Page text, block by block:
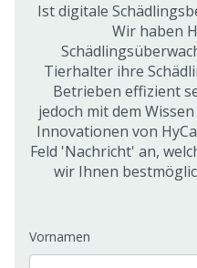
Ist digitale
Wir haben
Tierhalter ihre
Betrieben effizient
jedoch mit dem
Innovationen von
Feld 'Nachricht' an,
wir Ihnen
Vornamen